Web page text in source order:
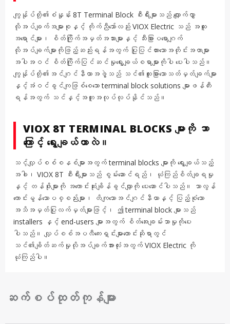
ကျွန်ုပ်တို့၏စံနှုန်း 8T Terminal Block စီးရီးများသည် လျှောက်လွှာ
လိုအပ်ချက်အများစုနှင့် ကိုက်ညီသော်လည်း VIOX Electric သည် အထူး
အရောင်များ၊ စိတ်ကြိုက်အမှတ်အသားများနှင့် သီးခြားပရောဂျက်
လိုအပ်ချက်များကိုဖြည့်ဆည်းရန်အတွက် ပြုပြင်ထားသောအတိုင်းအတာများ
အပါအဝင် စိတ်ကြိုက်ပြင်ဆင်မှုရွေးချယ်စရာများကိုပါ ပေးပါသည်။
ကျွန်ုပ်တို့၏အင်ဂျင်နီယာအဖွဲ့သည် သင်၏ထူးခြားသောသတ်မှတ်ချက်များ
နှင့်အံဝင်ခွင်ကျဖြစ်စေသော terminal block solutions များဖန်တီး
ရန်အတွက် သင်နှင့်အတူအလုပ်လုပ်နိုင်သည်။
VIOX 8T TERMINAL BLOCKS များကို ဘာ
ကြောင့် ရွေးချယ်တာလဲ။
သင့်လျှပ်စစ်စနစ်များအတွက် terminal blocks များကို ရွေးချယ်သည့်
အခါ၊ VIOX 8T စီးရီးများသည် စွမ်းဆောင်ရည်၊ ယုံကြည်စိတ်ချရမှု
နှင့် တန်ဖိုးများကို အကောင်းဆုံးချိန်ခွင်လျှာကို ပေးဆောင်ပါသည်။ သာလွန်
ကောင်းမွန်သောပစ္စည်းများ၊ တိကျသောအင်ဂျင်နီယာနှင့် ပြည့်စုံသော
အသိအမှတ်ပြုလက်မှတ်များဖြင့်၊ ဤ terminal block များသည်
installers နှင့် end-users များအတွက် စိတ်အေးချမ်းသာမှုကိုပေး
ပါသည်။ လျှပ်စစ်အပလီကေးရှင်းများတောင်းဆိုရာတွင်
သင်၏ချိတ်ဆက်မှုလိုအပ်ချက်အားလုံးအတွက် VIOX Electric ကို
ယုံကြည်ပါ။
ဆက်စပ်ထုတ်ကုန်များ